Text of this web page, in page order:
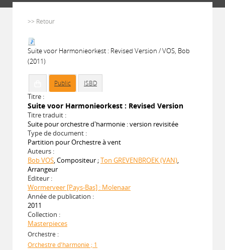
>> Retour
Suite voor Harmonieorkest : Revised Version / VOS, Bob
(2011)
Public ISBD
Titre :
Suite voor Harmonieorkest : Revised Version
Titre traduit :
Suite pour orchestre d'harmonie : version revisitée
Type de document :
Partition pour Orchestre à vent
Auteurs :
Bob VOS, Compositeur ;Ton GREVENBROEK (VAN),
Arrangeur
Editeur :
Wormerveer [Pays-Bas] : Molenaar
Année de publication :
2011
Collection :
Masterpieces
Orchestre :
Orchestre d'harmonie ; 1